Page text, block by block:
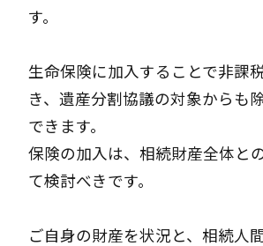
す。
生命保険に加入することで非課
き、遺産分割協議の対象からも
できます。
保険の加入は、相続財産全体と
て検討べきです。
ご自身の財産を状況と、相続人